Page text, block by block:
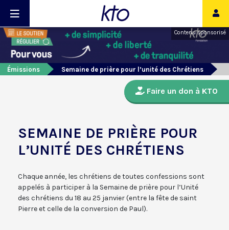
Contenu sponsorisé
Émissions Semaine de prière pour l’unité des Chrétiens
Faire un don à KTO
SEMAINE DE PRIÈRE POUR
L’UNITÉ DES CHRÉTIENS
Chaque année, les chrétiens de toutes confessions sont
appelés à participer à la Semainede prière pour l’Unité
des chrétiens du 18 au 25 janvier (entre la fête de saint
Pierre et celle de la conversion de Paul).